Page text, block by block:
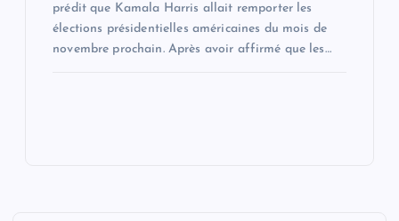
prédit que Kamala Harris allait remporter les
élections présidentielles américaines du mois de
novembre prochain. Après avoir affirmé que les…